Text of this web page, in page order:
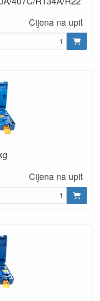
Cijena na upit
Cijena na upit